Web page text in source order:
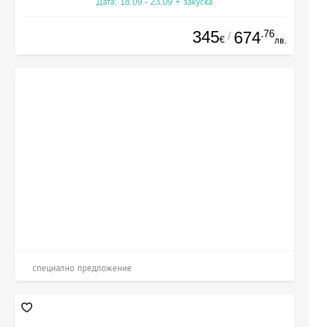
345€ / 674.76
лв.
специално предложение